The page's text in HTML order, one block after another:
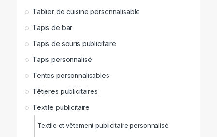
Tablier de cuisine personnalisable
Tapis de bar
Tapis de souris publicitaire
Tapis personnalisé
Tentes personnalisables
Têtières publicitaires
Textile publicitaire
Textile et vêtement publicitaire personnalisé